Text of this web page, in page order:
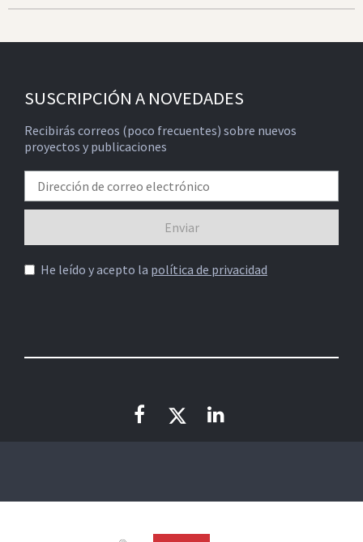
SUSCRIPCIÓN A NOVEDADES
Recibirás correos (poco frecuentes) sobre nuevos
proyectos y publicaciones
He leído y acepto la política de privacidad